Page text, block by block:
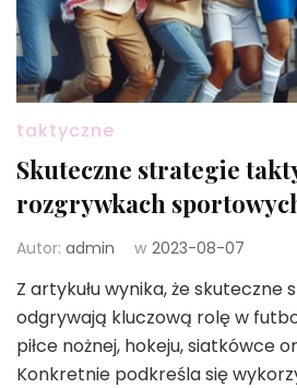
taktyczne
Skuteczne strategie
rozgrywkach
Autor: admin w 2023-08-07
Z artykułu wynika, że
odgrywają kluczową rolę w
piłce nożnej, hokeju, siatkówce
Konkretnie podkreśla się